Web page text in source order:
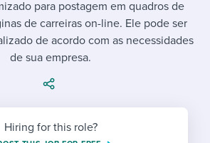
Evaluating candidates
Working together with others
Maintaining hiring pipelines
Developing & retaining people
Job description templates
Interview question templates
Policy templates
I WANT TO LEARN ABOUT...
Applying for a job
Interview process
Workable customer stories
Explore Workable
Request a demo
para postagem em quadros de
de carreiras on-line. Ele pode ser
de acordo com as necessidades
de sua empresa.
Hiring for this role?